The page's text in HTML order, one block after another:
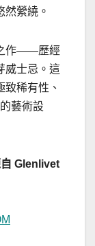
然縈繞。
作——歷經
威士忌。這
稀有性、
的藝術設
Glenlivet